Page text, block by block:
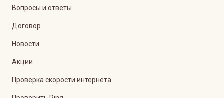
Вопросы и ответы
Договор
Новости
Акции
Проверка скорости интернета